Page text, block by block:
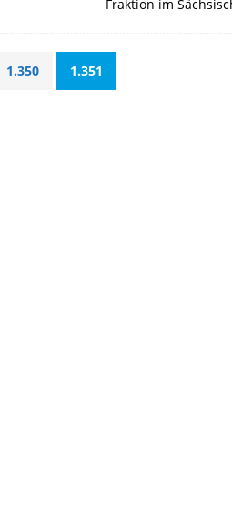
Fraktion im
1.350 1.351